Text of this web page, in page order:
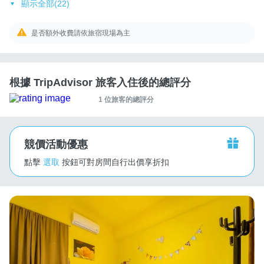
顯示全部(22)
是否額外收費請依旅宿現場為主
根據 TripAdvisor 旅客入住後的總評分
1 位旅客的總評分
競價活動優惠
點擊 選取 按鈕可對房間自行出價享折扣